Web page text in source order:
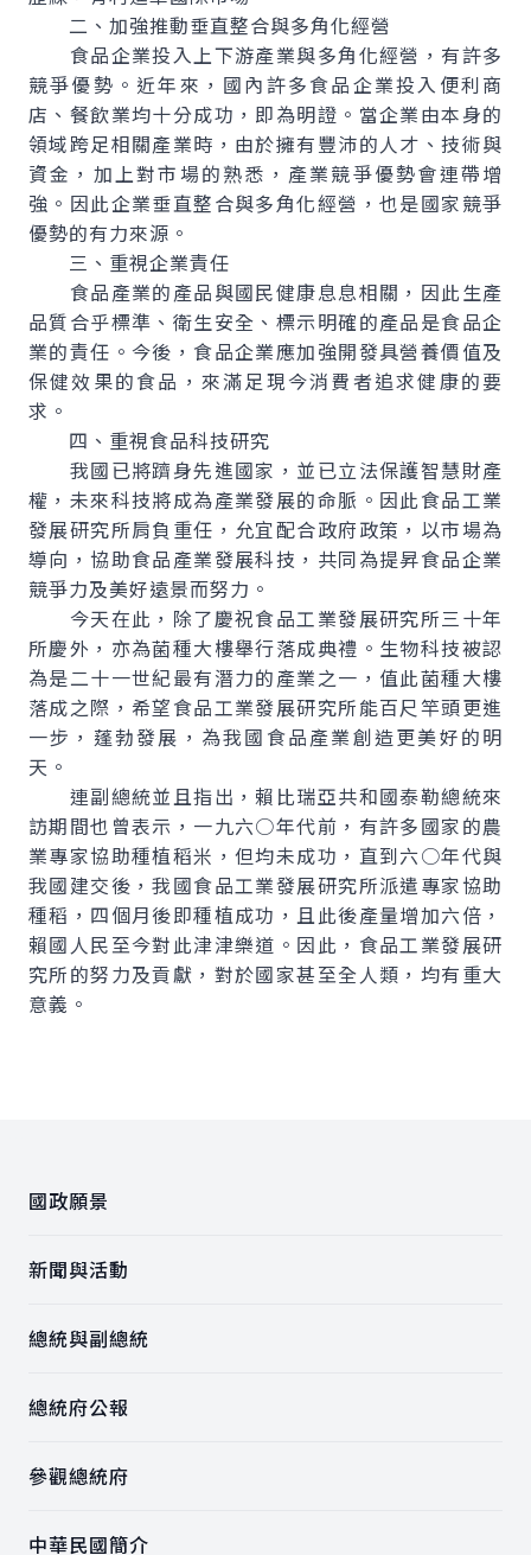
二、加強推動垂直整合與多角化經營
食品企業投入上下游產業與多角化經營，有許多
競爭優勢。近年來，國內許多食品企業投入便利商
店、餐飲業均十分成功，即為明證。當企業由本身的
領域跨足相關產業時，由於擁有豐沛的人才、技術與
資金，加上對市場的熟悉，產業競爭優勢會連帶增
強。因此企業垂直整合與多角化經營，也是國家競爭
優勢的有力來源。
三、重視企業責任
食品產業的產品與國民健康息息相關，因此生產
品質合乎標準、衛生安全、標示明確的產品是食品企
業的責任。今後，食品企業應加強開發具營養價值及
保健效果的食品，來滿足現今消費者追求健康的要
求。
四、重視食品科技研究
我國已將躋身先進國家，並已立法保護智慧財產
權，未來科技將成為產業發展的命脈。因此食品工業
發展研究所肩負重任，允宜配合政府政策，以市場為
導向，協助食品產業發展科技，共同為提昇食品企業
競爭力及美好遠景而努力。
今天在此，除了慶祝食品工業發展研究所三十年
所慶外，亦為菌種大樓舉行落成典禮。生物科技被認
為是二十一世紀最有潛力的產業之一，值此菌種大樓
落成之際，希望食品工業發展研究所能百尺竿頭更進
一步，蓬勃發展，為我國食品產業創造更美好的明
天。
連副總統並且指出，賴比瑞亞共和國泰勒總統來
訪期間也曾表示，一九六○年代前，有許多國家的農
業專家協助種植稻米，但均未成功，直到六○年代與
我國建交後，我國食品工業發展研究所派遣專家協助
種稻，四個月後即種植成功，且此後產量增加六倍，
賴國人民至今對此津津樂道。因此，食品工業發展研
究所的努力及貢獻，對於國家甚至全人類，均有重大
意義。
國政願景
新聞與活動
總統與副總統
總統府公報
參觀總統府
中華民國簡介